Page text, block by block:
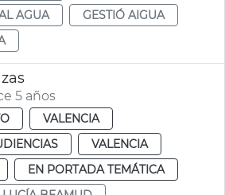
AGUA
GESTIÓ AIGUA
5 años
VALENCIA
VALENCIA
EN PORTADA TEMÁTICA